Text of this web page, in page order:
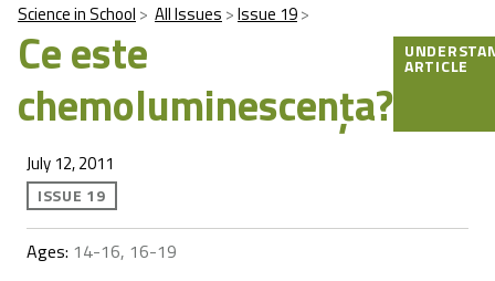
Science in School All Issues Issue 19
Ce este
chemoluminescenţa?
ARTICLE
July 12, 2011
ISSUE 19
Ages: 14-16, 16-19